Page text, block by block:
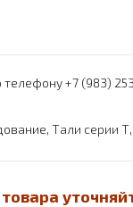
телефону +7 (983)
, Тали серии Т,